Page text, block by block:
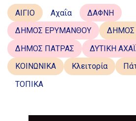
ΑΙΓΙΟ Αχαΐα
ΔΑΦΝΗ
ΔΗΜΟΣ ΕΡΥΜΑΝΘΟΥ
ΔΗΜΟΣ
ΔΗΜΟΣ ΠΑΤΡΑΣ
ΔΥΤΙΚΗ
ΚΟΙΝΩΝΙΚΑ
Κλειτορία
ΤΟΠΙΚΑ